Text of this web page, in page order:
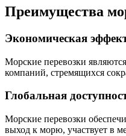
Преимущества
Экономическая
Морские перевозки
компаний, стремящихся
Глобальная
Морские перевозки
выход к морю, участвует в